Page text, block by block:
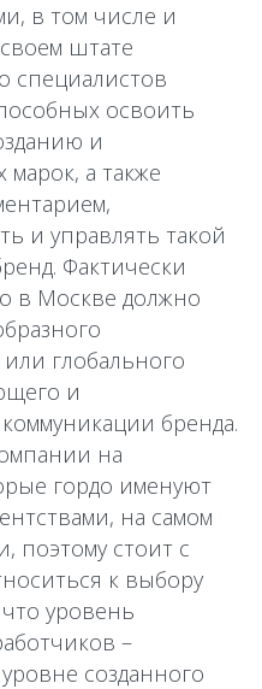
в том числе и
штате
специалистов
освоить
и
а также
и управлять такой
Фактически
в Москве должно
глобального
и
бренда.
на
гордо именуют
на самом
поэтому стоит с
к выбору
уровень
–
созданного